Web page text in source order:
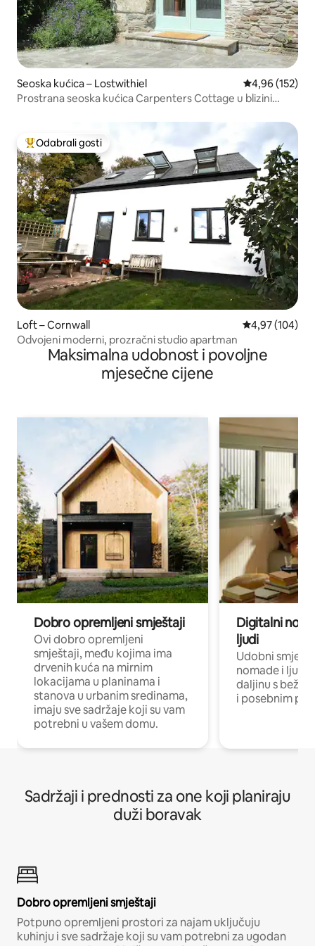
Seoska kućica – Lostwithiel Prosječna
4,96 (152)
Prostrana seoska kućica Carpenters Cottage u blizini
Među najviše rangiranima s oznakom „Odabrali gosti”
Odabrali gosti
Loft – Cornwall Prosječna
4,97 (104)
Odvojeni moderni, prozračni studio apartman
Maksimalna udobnost i povoljne
mjesečne cijene
Dobro opremljeni smještaji
Ovi dobro opremljeni
smještaji, među kojima ima
drvenih kuća na mirnim
lokacijama u planinama i
stanova u urbanim sredinama,
imaju sve sadržaje koji su vam
potrebni u vašem domu.
Digitalni
ljudi
Udobni
nomade i ljude
daljinu s
i posebnim
Sadržaji i prednosti za one koji planiraju
duži boravak
Dobro opremljeni smještaji
Potpuno opremljeni prostori za najam uključuju
kuhinju i sve sadržaje koji su vam potrebni za ugodan